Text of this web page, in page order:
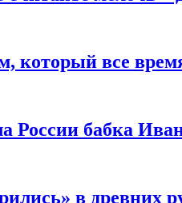
который все
России бабка
в древних